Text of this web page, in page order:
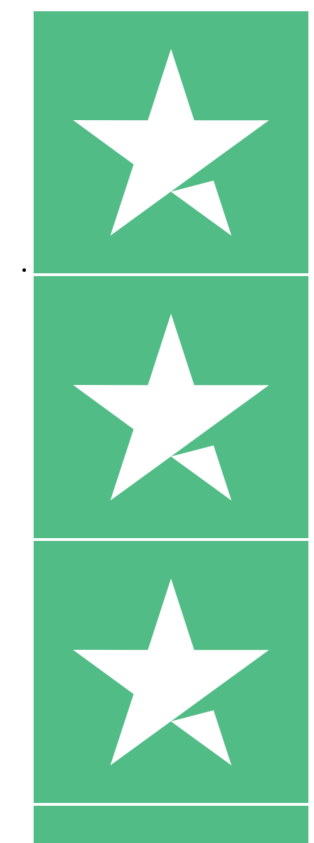
Individuelle Credit-Pakete
Zahlen Sie nach Bedarf mit Download-Credits. Keine
monatliche Verpflichtung erforderlich.
10 00
10 Downloads
20 00